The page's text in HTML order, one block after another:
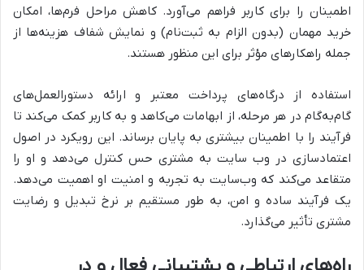
اطمینان را برای کاربر فراهم می‌آورد. کاهش مراحل فرم‌ها، امکان
خرید مهمان (بدون الزام به ثبت‌نام) و نمایش شفاف هزینه‌ها از
جمله راهکارهای مؤثر برای این منظور هستند.
استفاده از درگاه‌های پرداخت معتبر و ارائه دستورالعمل‌های
گام‌به‌گام در هر مرحله، از ابهامات می‌کاهد و به کاربر کمک می‌کند تا
فرآیند را با اطمینان بیشتری به پایان برساند. این رویکرد در اصول
اعتمادسازی در وب سایت به مشتری حس کنترل می‌دهد و او را
متقاعد می‌کند که وب‌سایت به تجربه و امنیت او اهمیت می‌دهد.
یک فرآیند ساده و امن، به طور مستقیم بر نرخ تبدیل و رضایت
مشتری تأثیر می‌گذارد.